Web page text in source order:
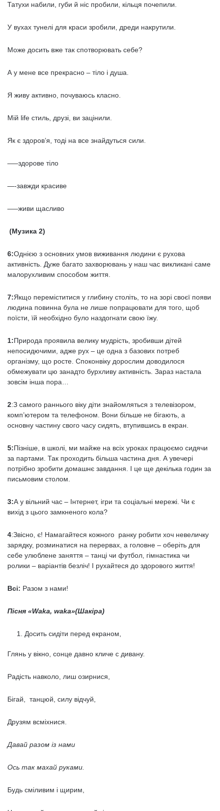
Татухи набили, губи й ніс пробили, кільця почепили.
У вухах тунелі для краси зробили, дреди накрутили.
Може досить вже так спотворювать себе?
А у мене все прекрасно – тіло і душа.
Я живу активно, почуваюсь класно.
Мій life стиль, друзі, ви зацінили.
Як є здоров’я, тоді на все знайдуться сили.
—–здорове тіло
—-завжди красиве
—–живи щасливо
(Музика 2)
6:Однією з основних умов виживання людини є рухова
активність. Дуже багато захворювань у наш час викликані саме
малорухливим способом життя.
7:Якщо переміститися у глибину століть, то на зорі своєї появи
людина повинна була не лише попрацювати для того, щоб
поїсти, їй необхідно було наздогнати свою їжу.
1:Природа проявила велику мудрість, зробивши дітей
непосидючими, адже рух – це одна з базових потреб
організму, що росте. Споконвіку дорослим доводилося
обмежувати цю занадто бурхливу активність. Зараз настала
зовсім інша пора…
2:З самого раннього віку діти знайомляться з телевізором,
комп’ютером та телефоном. Вони більше не бігають, а
основну частину свого часу сидять, втупившись в екран.
5:Пізніше, в школі, ми майже на всіх уроках працюємо сидячи
за партами. Так проходить більша частина дня. А увечері
потрібно зробити домашнє завдання. І це ще декілька годин за
письмовим столом.
3:А у вільний час – Інтернет, ігри та соціальні мережі. Чи є
вихід з цього замкненого кола?
4:Звісно, є! Намагайтеся кожного ранку робити хоч невеличку
зарядку, розминатися на перервах, а головне – оберіть для
себе улюблене заняття – танці чи футбол, гімнастика чи
ролики – варіантів безліч! І рухайтеся до здорового життя!
Всі: Разом з нами!
Пісня «Waka, waka»(Шакіра)
Досить сидіти перед екраном,
Глянь у вікно, сонце давно кличе с дивану.
Радість навколо, лиш озирнися,
Бігай, танцюй, силу відчуй,
Друзям всміхнися.
Давай разом із нами
Ось так махай руками.
Будь сміливим і щирим,